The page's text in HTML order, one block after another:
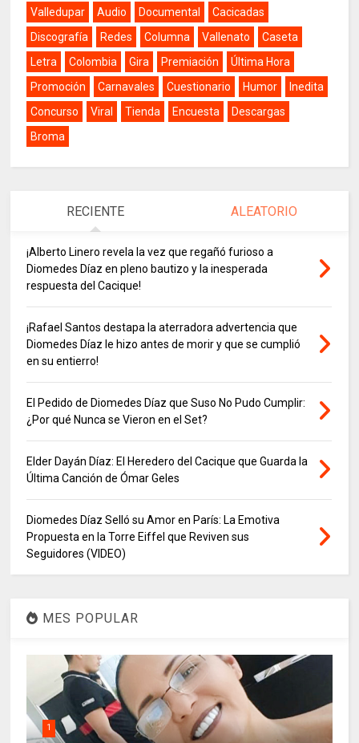
Valledupar
Audio Documental
Cacicadas
Discografía
Redes Columna Vallenato
Caseta
Letra
Colombia Gira Premiación
Última Hora
Promoción
Carnavales Cuestionario Humor
Inedita
Concurso
Viral Tienda Encuesta
Descargas
Broma
RECIENTE ALEATORIO
¡Alberto Linero revela la vez que regañó furioso a
Diomedes Díaz en pleno bautizo y la inesperada
respuesta del Cacique!
¡Rafael Santos destapa la aterradora advertencia que
Diomedes Díaz le hizo antes de morir y que se cumplió
en su entierro!
El Pedido de Diomedes Díaz que Suso No Pudo Cumplir:
¿Por qué Nunca se Vieron en el Set?
Elder Dayán Díaz: El Heredero del Cacique que Guarda la
Última Canción de Ómar Geles
Diomedes Díaz Selló su Amor en París: La Emotiva
Propuesta en la Torre Eiffel que Reviven sus
Seguidores (VIDEO)
MES POPULAR
1